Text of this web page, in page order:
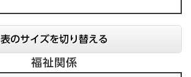
表のサイズを切り替える
福祉関係